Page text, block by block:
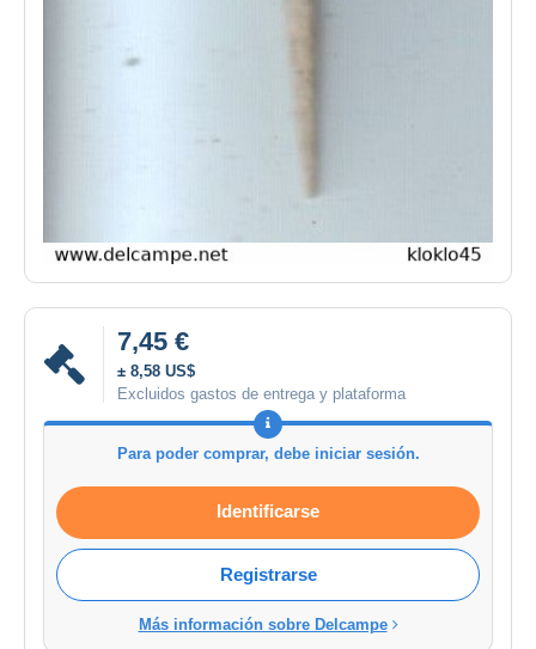
7,45 €
± 8,58 US$
Excluidos gastos de entrega y plataforma
Para poder comprar, debe iniciar sesión.
Identificarse
Registrarse
Más información sobre Delcampe